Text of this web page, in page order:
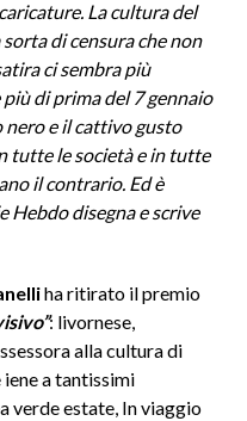
La cultura del
di censura che non
ci sembra più
più di prima del 7 gennaio
nero e il cattivo gusto
tutte le società e in tutte
il contrario. Ed è
disegna e scrive
ha ritirato il premio
: livornese,
alla cultura di
iene a tantissimi
verde estate, In viaggio